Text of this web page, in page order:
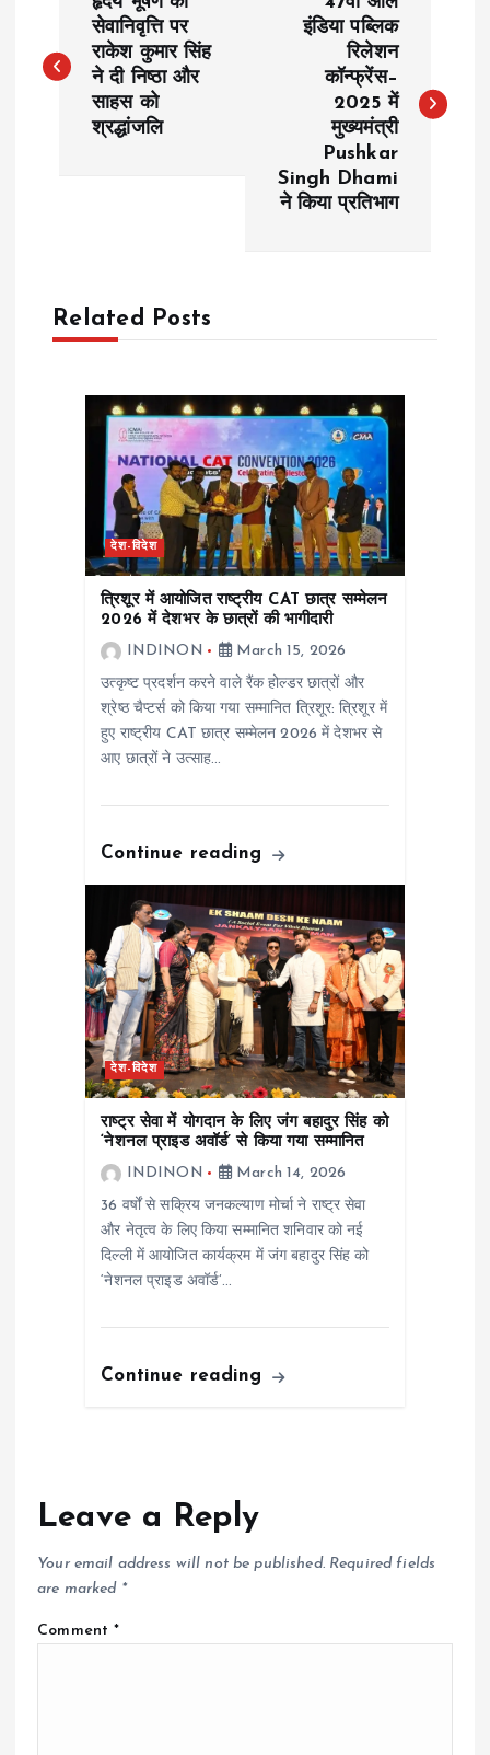
s
v
सेवानिवृत्ति पर
राकेश कुमार सिंह
ने दी निष्ठा और
साहस को
श्रद्धांजलि
इंडिया पब्लिक
रिलेशन
कॉन्फ्रेंस–
2025 में
मुख्यमंत्री
Pushkar
Singh Dhami
ने किया प्रतिभाग
Related Posts
देश-विदेश
त्रिशूर में आयोजित राष्ट्रीय CAT छात्र सम्मेलन
2026 में देशभर के छात्रों की भागीदारी
INDINON
March 15, 2026
उत्कृष्ट प्रदर्शन करने वाले रैंक होल्डर छात्रों और
श्रेष्ठ चैप्टर्स को किया गया सम्मानित त्रिशूर: त्रिशूर में
हुए राष्ट्रीय CAT छात्र सम्मेलन 2026 में देशभर से
आए छात्रों ने उत्साह…
Continue reading
देश-विदेश
राष्ट्र सेवा में योगदान के लिए जंग बहादुर सिंह को
‘नेशनल प्राइड अवॉर्ड’ से किया गया सम्मानित
INDINON
March 14, 2026
36 वर्षों से सक्रिय जनकल्याण मोर्चा ने राष्ट्र सेवा
और नेतृत्व के लिए किया सम्मानित शनिवार को नई
दिल्ली में आयोजित कार्यक्रम में जंग बहादुर सिंह को
‘नेशनल प्राइड अवॉर्ड’…
Continue reading
Leave a Reply
Your email address will not be published. Required fields
are marked *
Comment*